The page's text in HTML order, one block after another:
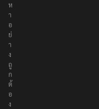
ห
า
อ
ย่
า
ง
ถู
ก
ต้
อ
ง